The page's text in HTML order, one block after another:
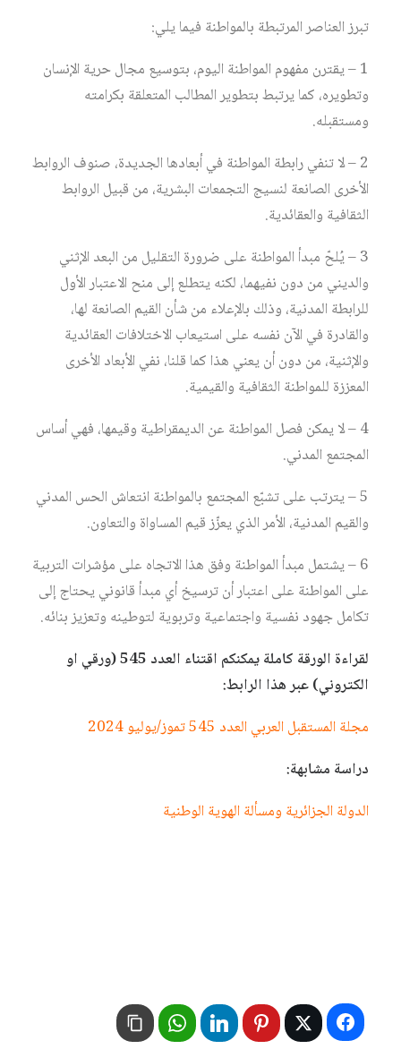
تبرز العناصر المرتبطة بالمواطنة فيما يلي:
1 – يقترن مفهوم المواطنة اليوم، بتوسيع مجال حرية الإنسان
وتطويره، كما يرتبط بتطوير المطالب المتعلقة بكرامته
ومستقبله.
2 – لا تنفي رابطة المواطنة في أبعادها الجديدة، صنوف الروابط
الأخرى الصانعة لنسيج التجمعات البشرية، من قبيل الروابط
الثقافية والعقائدية.
3 – يُلحّ مبدأ المواطنة على ضرورة التقليل من البعد الإثني
والديني من دون نفيهما، لكنه يتطلع إلى منح الاعتبار الأول
للرابطة المدنية، وذلك بالإعلاء من شأن القيم الصانعة لها،
والقادرة في الآن نفسه على استيعاب الاختلافات العقائدية
والإثنية، من دون أن يعني هذا كما قلنا، نفي الأبعاد الأخرى
المعززة للمواطنة الثقافية والقيمية.
4 – لا يمكن فصل المواطنة عن الديمقراطية وقيمها، فهي أساس
المجتمع المدني.
5 – يترتب على تشبّع المجتمع بالمواطنة انتعاش الحس المدني
والقيم المدنية، الأمر الذي يعزّز قيم المساواة والتعاون.
6 – يشتمل مبدأ المواطنة وفق هذا الاتجاه على مؤشرات التربية
على المواطنة على اعتبار أن ترسيخ أي مبدأ قانوني يحتاج إلى
تكامل جهود نفسية واجتماعية وتربوية لتوطينه وتعزيز بنائه.
لقراءة الورقة كاملة يمكنكم اقتناء العدد 545 (ورقي او
الكتروني) عبر هذا الرابط:
مجلة المستقبل العربي العدد 545 تموز/يوليو 2024
دراسة مشابهة:
الدولة الجزائرية ومسألة الهوية الوطنية